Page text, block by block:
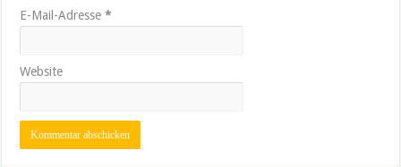
E-Mail-Adresse*
Website